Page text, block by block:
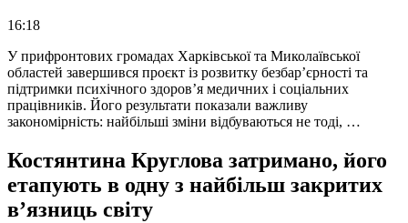
16:18
У прифронтових громадах Харківської та Миколаївської
областей завершився проєкт із розвитку безбар’єрності та
підтримки психічного здоров’я медичних і соціальних
працівників. Його результати показали важливу
закономірність: найбільші зміни відбуваються не тоді, …
Костянтина Круглова затримано, його
етапують в одну з найбільш закритих
в’язниць світу